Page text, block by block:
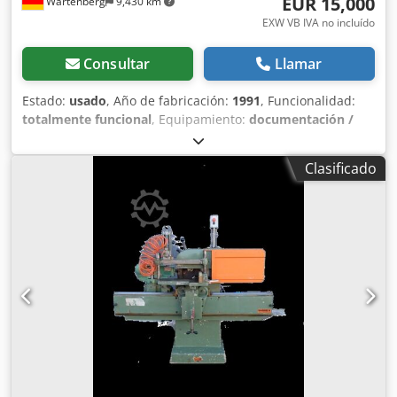
Posibilidad de inspección y prueba de producción • Ideal
para suelos, paneles y productos similaresEXW VB IVA no incluído
Consultar Llamar
Estado: usado, Año de fabricación: 1991, Funcionalidad:
totalmente funcional, Equipamiento: documentación /
, Torwegge, perfiladora de doble extremo, modelo
H 613 E – Año de fabricación 1991 – En óptimas
condiciones – Amplio conjunto de accesorios. Se ofrece a la
venta una perfiladora de doble extremo Torwegge, modelo
H 613 E, año de fabricación 1991, fabricada en Alemania
con altos estándares de calidad. La máquina se encuentra
en un estado técnico y estético excepcionalmente bueno y
ha sido sometida a un mantenimiento regular y
profesional durante todo su periodo de uso. Hasta la
fecha, ha funcionado de manera fiable en la
transformación industrial de la madera y está lista para su
uso inmediato. Credpfx Amsywfirj Eof Otro aspecto
importante es la modernización del sistema eléctrico: el
Clasificado